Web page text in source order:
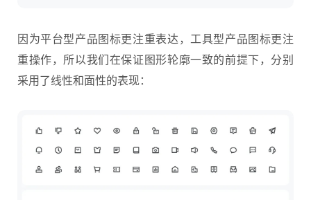
因为平台型产品图标更注重表达，工具型产品图标更注
重操作，所以我们在保证图形轮廓一致的前提下，分别
采用了线性和面性的表现：